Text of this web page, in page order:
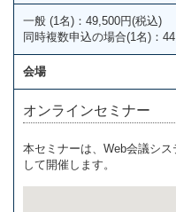
一般 (1名)：49,500円(税込)
同時複数申込の場合(1名)：
会場
オンラインセミナー
本セミナーは、Web会議シ
して開催します。